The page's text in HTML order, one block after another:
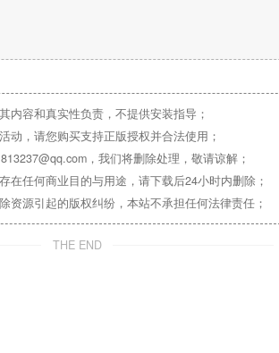
内容和真实性负责，不提供安装指导；
动，请您购买支持正版授权并合法使用；
，我们将删除处理，敬请谅解；
任何商业目的与用途，请下载后24小时内删除；
源引起的版权纠纷，本站不承担任何法律责任；
THE END